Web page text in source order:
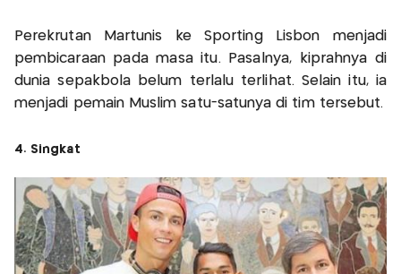
Perekrutan Martunis ke Sporting Lisbon menjadi
pembicaraan pada masa itu. Pasalnya, kiprahnya di
dunia sepakbola belum terlalu terlihat. Selain itu, ia
menjadi pemain Muslim satu-satunya di tim tersebut.
4. Singkat